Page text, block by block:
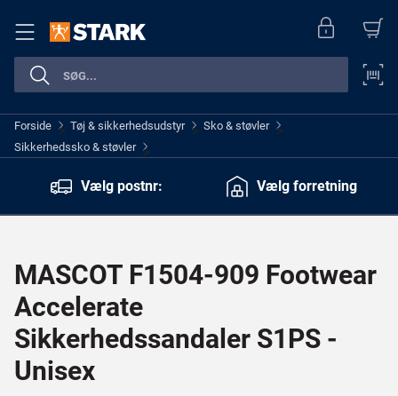
Forside > Tøj & sikkerhedsudstyr > Sko & støvler >
Sikkerhedssko & støvler >
Vælg postnr:
Vælg forretning
MASCOT F1504-909 Footwear
Accelerate
Sikkerhedssandaler S1PS -
Unisex